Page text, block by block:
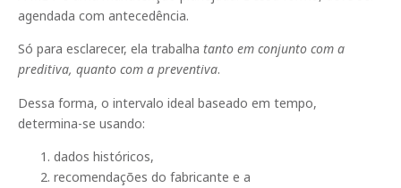
agendada com antecedência.
Só para esclarecer, ela trabalha tanto em conjunto com a
preditiva, quanto com a preventiva.
Dessa forma, o intervalo ideal baseado em tempo,
determina-se usando:
dados históricos,
recomendações do fabricante e a